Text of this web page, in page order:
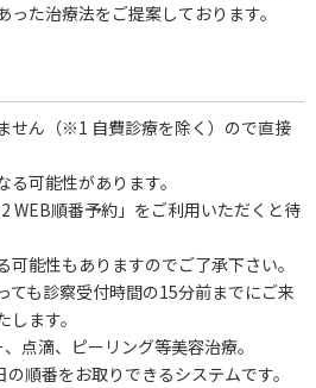
た治療法をご提案しております。
せん（※1 自費診療を除く）ので直接
可能性があります。
順番予約」をご利用いただくと待
能性もありますのでご了承下さい。
も診察受付時間の15分前までにご来
ます。
点滴、ピーリング等美容治療。
順番をお取りできるシステムです。